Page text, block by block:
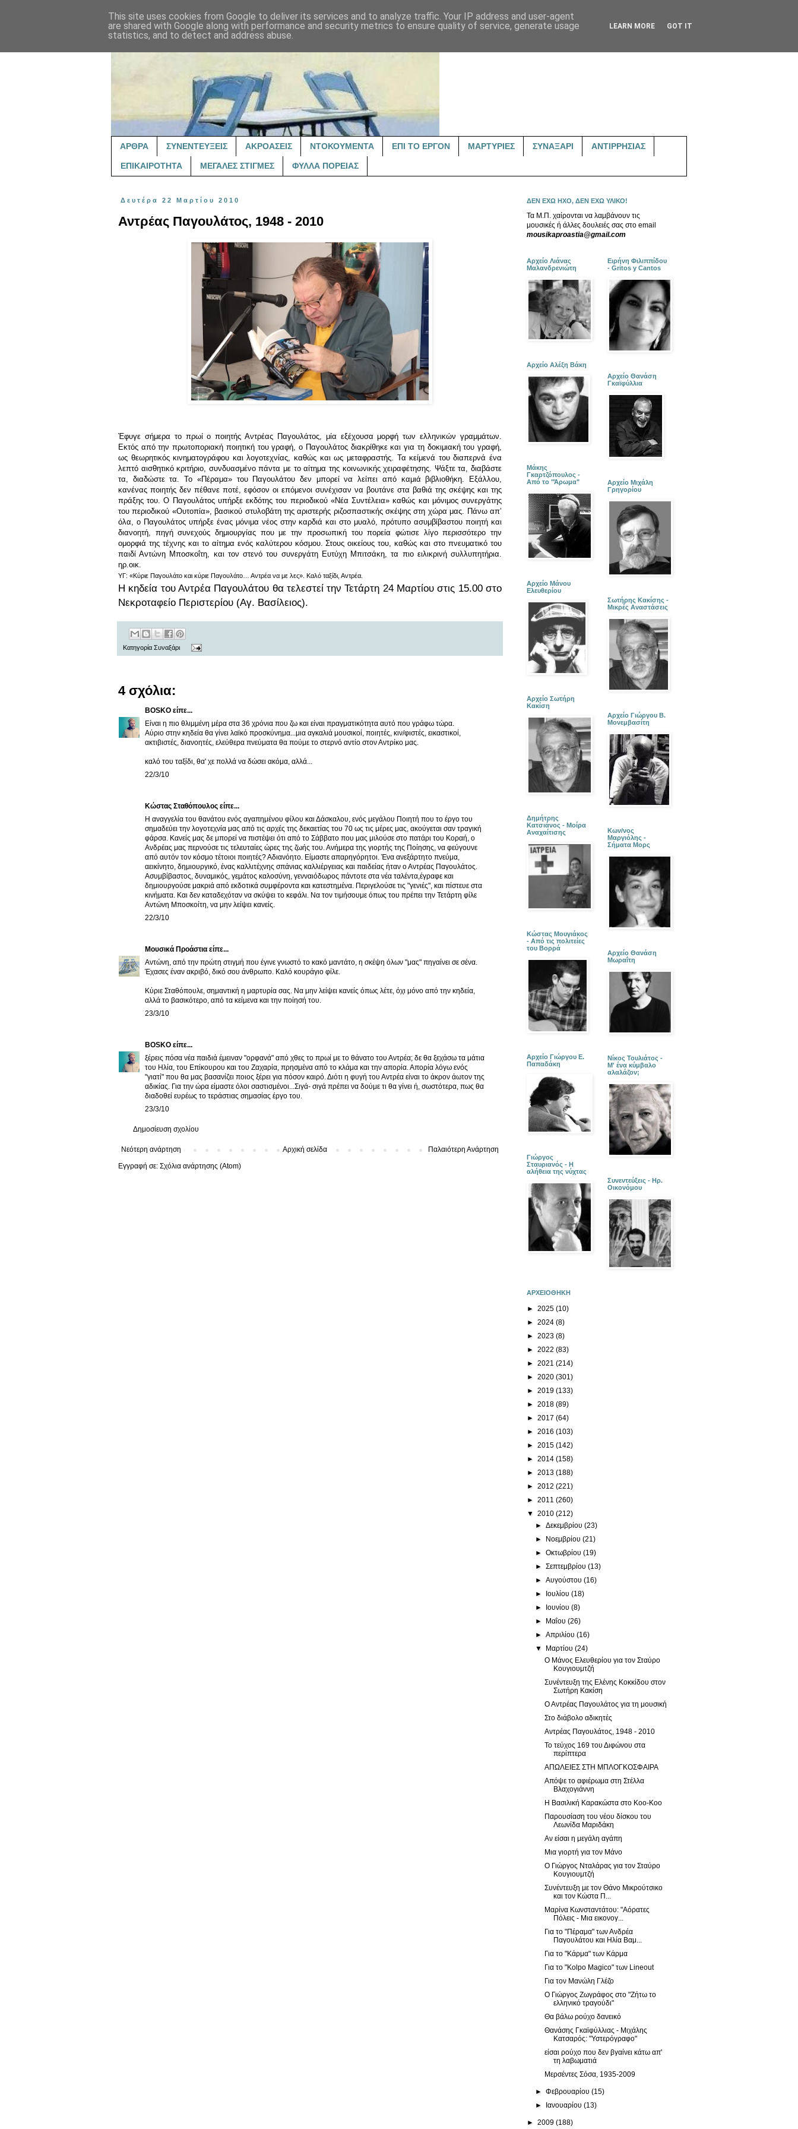
ΑΡΘΡΑ ΣΥΝΕΝΤΕΥΞΕΙΣ ΑΚΡΟΑΣΕΙΣ ΝΤΟΚΟΥΜΕΝΤΑ ΕΠΙ ΤΟ ΕΡΓΟΝ ΜΑΡΤΥΡΙΕΣ ΣΥΝΑΞΑΡΙ ΑΝΤΙΡΡΗΣΙΑΣ
ΕΠΙΚΑΙΡΟΤΗΤΑ ΜΕΓΑΛΕΣ ΣΤΙΓΜΕΣ ΦΥΛΛΑ ΠΟΡΕΙΑΣ
Δευτέρα 22 Μαρτίου 2010
Αντρέας Παγουλάτος, 1948 - 2010
Έφυγε σήμερα το πρωί ο ποιητής Αντρέας Παγουλάτος, μία εξέχουσα μορφή των ελληνικών γραμμάτων.
Εκτός από την πρωτοποριακή ποιητική του γραφή, ο Παγουλάτος διακρίθηκε και για τη δοκιμιακή του γραφή,
ως θεωρητικός κινηματογράφου και λογοτεχνίας, καθώς και ως μεταφραστής. Τα κείμενά του διαπερνά ένα
λεπτό αισθητικό κριτήριο, συνδυασμένο πάντα με το αίτημα της κοινωνικής χειραφέτησης. Ψάξτε τα, διαβάστε
τα, διαδώστε τα. Το «Πέραμα» του Παγουλάτου δεν μπορεί να λείπει από καμιά βιβλιοθήκη. Εξάλλου,
κανένας ποιητής δεν πέθανε ποτέ, εφόσον οι επόμενοι συνέχισαν να βουτάνε στα βαθιά της σκέψης και της
πράξης του. Ο Παγουλάτος υπήρξε εκδότης του περιοδικού «Νέα Συντέλεια» καθώς και μόνιμος συνεργάτης
του περιοδικού «Ουτοπία», βασικού στυλοβάτη της αριστερής ριζοσπαστικής σκέψης στη χώρα μας. Πάνω απ’
όλα, ο Παγουλάτος υπήρξε ένας μόνιμα νέος στην καρδιά και στο μυαλό, πρότυπο ασυμβίβαστου ποιητή και
διανοητή, πηγή συνεχούς δημιουργίας που με την προσωπική του πορεία φώτισε λίγο περισσότερο την
ομορφιά της τέχνης και το αίτημα ενός καλύτερου κόσμου. Στους οικείους του, καθώς και στο πνευματικό του
παιδί Αντώνη Μποσκοΐτη, και τον στενό του συνεργάτη Ευτύχη Μπιτσάκη, τα πιο ειλικρινή συλλυπητήρια.
ηρ.οικ.
ΥΓ: «Κύριε Παγουλάτο και κύριε Παγουλάτο… Αντρέα να με λες». Καλό ταξίδι, Αντρέα.
Η κηδεία του Αντρέα Παγουλάτου θα τελεστεί την Τετάρτη 24 Μαρτίου στις 15.00 στο
Νεκροταφείο Περιστερίου (Αγ. Βασίλειος).
Κατηγορία Συναξάρι
4 σχόλια:
BOSKO είπε...
Είναι η πιο θλιμμένη μέρα στα 36 χρόνια που ζω και είναι πραγματικότητα αυτό που γράφω τώρα.
Αύριο στην κηδεία θα γίνει λαϊκό προσκύνημα...μια αγκαλιά μουσικοί, ποιητές, κιν/φιστές, εικαστικοί,
ακτιβιστές, διανοητές, ελεύθερα πνεύματα θα πούμε το στερνό αντίο στον Αντρίκο μας.
καλό του ταξίδι, θα' χε πολλά να δώσει ακόμα, αλλά...
22/3/10
Kώστας Σταθόπουλος είπε...
Η αναγγελία του θανάτου ενός αγαπημένου φίλου και Δάσκαλου, ενός μεγάλου Ποιητή που το έργο του
σημαδεύει την λογοτεχνία μας από τις αρχές της δεκαετίας του 70 ως τις μέρες μας, ακούγεται σαν τραγική
φάρσα. Κανείς μας δε μπορεί να πιστέψει ότι από το Σάββατο που μας μιλούσε στο πατάρι του Κοραή, ο
Ανδρέας μας περνούσε τις τελευταίες ώρες της ζωής του. Ανήμερα της γιορτής της Ποίησης, να φεύγουνε
από αυτόν τον κόσμο τέτοιοι ποιητές? Αδιανόητο. Είμαστε απαρηγόρητοι. Ένα ανεξάρτητο πνεύμα,
αεικίνητο, δημιουργικό, ένας καλλιτέχνης σπάνιας καλλιέργειας και παιδείας ήταν ο Αντρέας Παγουλάτος.
Ασυμβίβαστος, δυναμικός, γεμάτος καλοσύνη, γενναιόδωρος πάντοτε στα νέα ταλέντα,έγραφε και
δημιουργούσε μακριά από εκδοτικά συμφέροντα και κατεστημένα. Περιγελούσε τις "γενιές", και πίστευε στα
κινήματα. Και δεν καταδεχόταν να σκύψει το κεφάλι. Να τον τιμήσουμε όπως του πρέπει την Τετάρτη φίλε
Αντώνη Μποσκοίτη, να μην λείψει κανείς.
22/3/10
Μουσικά Προάστια είπε...
Αντώνη, από την πρώτη στιγμή που έγινε γνωστό το κακό μαντάτο, η σκέψη όλων "μας" πηγαίνει σε σένα.
Έχασες έναν ακριβό, δικό σου άνθρωπο. Καλό κουράγιο φίλε.
Κύριε Σταθόπουλε, σημαντική η μαρτυρία σας. Να μην λείψει κανείς όπως λέτε, όχι μόνο από την κηδεία,
αλλά το βασικότερο, από τα κείμενα και την ποίησή του.
23/3/10
BOSKO είπε...
ξέρεις πόσα νέα παιδιά έμειναν "ορφανά" από χθες το πρωί με το θάνατο του Αντρέα; δε θα ξεχάσω τα μάτια
του Ηλία, του Επίκουρου και του Ζαχαρία, πρησμένα από το κλάμα και την απορία. Απορία λόγω ενός
"γιατί" που θα μας βασανίζει ποιος ξέρει για πόσον καιρό. Διότι η φυγή του Αντρέα είναι το άκρον άωτον της
αδικίας. Για την ώρα είμαστε όλοι σαστισμένοι...Σιγά- σιγά πρέπει να δούμε τι θα γίνει ή, σωστότερα, πως θα
διαδοθεί ευρέως το τεράστιας σημασίας έργο του.
23/3/10
Δημοσίευση σχολίου
Νεότερη ανάρτηση Παλαιότερη Ανάρτηση
Αρχική σελίδα
Εγγραφή σε: Σχόλια ανάρτησης (Atom)
ΔΕΝ ΕΧΩ ΗΧΟ, ΔΕΝ ΕΧΩ ΥΛΙΚΟ!
Τα Μ.Π. χαίρονται να λαμβάνουν τις
μουσικές ή άλλες δουλειές σας στο email
mousikaproastia@gmail.com
Αρχείο Λιάνας
Μαλανδρενιώτη
Αρχείο Αλέξη Βάκη
Μάκης
Γκαρτζόπουλος -
Από το "Άρωμα"
Αρχείο Μάνου
Ελευθερίου
Αρχείο Σωτήρη
Κακίση
Δημήτρης
Κατσιάνος - Μοίρα
Αναχαίτισης
Κώστας Μουγιάκος
- Από τις πολιτείες
του Βορρά
Αρχείο Γιώργου Ε.
Παπαδάκη
Γιώργος
Σταυριανός - Η
αλήθεια της νύχτας
Ειρήνη Φιλιππίδου
- Gritos y Cantos
Αρχείο Θανάση
Γκαϊφύλλια
Αρχείο Μιχάλη
Γρηγορίου
Σωτήρης Κακίσης -
Μικρές Αναστάσεις
Αρχείο Γιώργου Β.
Μονεμβασίτη
Κων/νος
Μαργιόλης -
Σήματα Μορς
Αρχείο Θανάση
Μωραΐτη
Νίκος Τουλιάτος -
Μ' ένα κύμβαλο
αλαλάζον;
Συνεντεύξεις - Ηρ.
Οικονόμου
ΑΡΧΕΙΟΘΗΚΗ
► 2025 (10)
► 2024 (8)
► 2023 (8)
► 2022 (83)
► 2021 (214)
► 2020 (301)
► 2019 (133)
► 2018 (89)
► 2017 (64)
► 2016 (103)
► 2015 (142)
► 2014 (158)
► 2013 (188)
► 2012 (221)
► 2011 (260)
▼ 2010 (212)
►Δεκεμβρίου(23)
► Νοεμβρίου(21)
►Οκτωβρίου(19)
►Σεπτεμβρίου(13)
►Αυγούστου(16)
► Ιουλίου(18)
► Ιουνίου(8)
► Μαΐου(26)
►Απριλίου(16)
▼ Μαρτίου(24)
Ο Μάνος Ελευθερίου για τον Σταύρο
Κουγιουμτζή
Συνέντευξη της Ελένης Κοκκίδου στον
Σωτήρη Κακίση
Ο Αντρέας Παγουλάτος για τη μουσική
Στο διάβολο αδικητές
Αντρέας Παγουλάτος, 1948 - 2010
Το τεύχος 169 του Διφώνου στα
περίπτερα
ΑΠΩΛΕΙΕΣ ΣΤΗ ΜΠΛΟΓΚΟΣΦΑΙΡΑ
Απόψε το αφιέρωμα στη Στέλλα
Βλαχογιάννη
Η Βασιλική Καρακώστα στο Koo-Koo
Παρουσίαση του νέου δίσκου του
Λεωνίδα Μαριδάκη
Αν είσαι η μεγάλη αγάπη
Μια γιορτή για τον Μάνο
Ο Γιώργος Νταλάρας για τον Σταύρο
Κουγιουμτζή
Συνέντευξη με τον Θάνο Μικρούτσικο
και τον Κώστα Π...
Μαρίνα Κωνσταντάτου: "Αόρατες
Πόλεις - Μια εικονογ...
Για το "Πέραμα" των Ανδρέα
Παγουλάτου και Ηλία Βαμ...
Για το "Κάρμα" των Κάρμα
Για το "Kolpo Magico" των Lineout
Για τον Μανώλη Γλέζο
Ο Γιώργος Ζωγράφος στο "Ζήτω το
ελληνικό τραγούδι"
Θα βάλω ρούχο δανεικό
Θανάσης Γκαϊφύλλιας - Μιχάλης
Κατσαρός: "Υστερόγραφο"
είσαι ρούχο που δεν βγαίνει κάτω απ'
τη λαβωματιά
Μερσέντες Σόσα, 1935-2009
►Φεβρουαρίου(15)
► Ιανουαρίου(13)
► 2009 (188)
This site uses cookies from Google to deliver its services and to analyze traffic. Your IP address and user-agent
are shared with Google along with performance and security metrics to ensure quality of service, generate usage
statistics, and to detect and address abuse.
LEARN MORE GOT IT